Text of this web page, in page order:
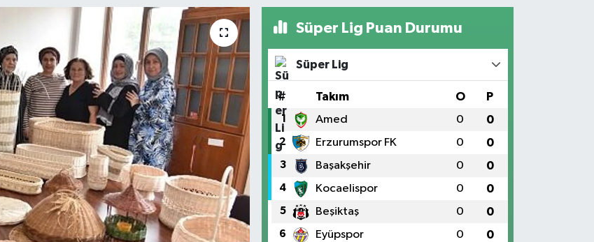
Süper Lig Puan Durumu
Süper Lig
# Takım O P
1 Amed 0 0
2 Erzurumspor FK 0 0
3 Başakşehir 0 0
4 Kocaelispor 0 0
5 Beşiktaş 0 0
6 Eyüpspor 0 0